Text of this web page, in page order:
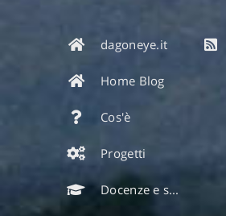
dagoneye.it
Home Blog
Cos'è
Progetti
Docenze e seminari